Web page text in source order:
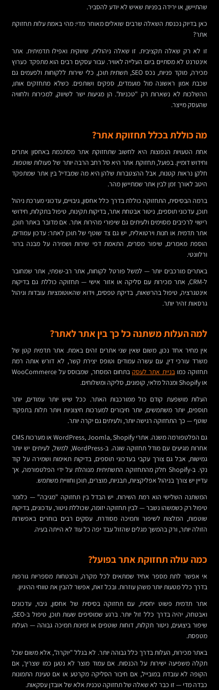
שהתיישן, או ירידה בפניות שאיש לא יודע להסביר.
כאן בדיוק נכנסת השאלה שרבים שואלים מאוחר מדי: מהי באמת עלות תחזוקת
אתר?
זו לא רק שאלה תקציבית. זו שאלה ניהולית, שיווקית ואפילו תדמיתית. אתר
אינטרנט לא מסתיים ביום העלייה לאוויר. עבור עסקים רבים הוא מתפקד כערוץ
מכירה, מוקד פניות, נכס SEO, תשתית תוכן, כלי שירות ללקוחות ולפעמים גם
שכבת אמון ראשונה מול מועמדים, ספקים ושותפים. כשלא מתחזקים אותו,
ההשלכות לא נשארות רק "טכניות". הן מגיעות ישר לשיווק, למכירות ולחוויה
שהעסק מייצר.
מה כוללת בכלל תחזוקת אתר?
אחת הטעויות הנפוצות היא לחשוב שתחזוקת אתר מסתכמת באחסון אתרים
וחידוש דומיין. בפועל, תחזוקת אתר היא סל רחב הרבה יותר של פעולות שוטפות.
חלקן נראות קטנות, אבל ההצטברות שלהן היא מה שמבדיל בין אתר שמתפקד
היטב לאורך זמן לבין אתר שמתיישן מהר.
ברמה הבסיסית, התחזוקה כוללת בדרך כלל אחסון, גיבויים, עדכוני מערכת ניהול
תוכן, עדכוני תוספים, ניטור אבטחת אתר, בדיקות תקינות, טיפול בתקלות, חידושי
רישוי לרכיבים מסוימים ולעיתים גם שיפורי מהירות אתר. אם מדובר באתר תוכן,
אתר תדמית או חנות וירטואלית, יש גם צד שוטף של תוכן לאתר: עדכון עמודים,
הוספת מאמרים, שיפור מסרים, התאמת דפי שירות ושמירה על מבנה ברור
ורלוונטי.
באתרים מורכבים יותר — למשל פורטל לקוחות, אתר רב-שפתי, אתר שמחובר
ל-CRM, אתר מכירות עם סליקה או אזור אישי — תחזוקה כוללת גם בדיקות
אינטגרציה, טיפול בהרשאות, בדיקת טפסים, וידוא שהאוטומציות עובדות וניהול
גרסאות זהיר יותר.
למה העלות משתנה כל כך בין אתר לאתר?
אין מחיר אחד נכון, משום שאין שני אתרים זהים באמת. אתר תדמית קטן של
משרד עורכי דין, עם עשרה עמודים וטופס יצירת קשר, לא דורש אותה רמת
תחזוקה כמובניית אתר לעסק
בתחום המסחר, שמבוסס על WooCommerce
או Shopify ומנהל מלאי, קופונים, סליקה ומשלוחים.
העלות מושפעת קודם כול ממורכבות האתר. ככל שיש יותר עמודים, יותר
תוספים, יותר משתמשים, יותר חיבורים למערכות חיצוניות ויותר תלות בתפקוד
שוטף — כך התחזוקה רגישה יותר, ולעיתים גם יקרה יותר.
גם הפלטפורמה משנה. אתרי WordPress, Joomla, Shopify או מערכות CMS
אחרות מגיעים עם מודל תחזוקה שונה. ב-WordPress, למשל, לעיתים יש יותר
גמישות, אבל גם צורך עקבי בעדכוני תוספים, בדיקות תאימות ושמירה על קוד
נקי. ב-Shopify חלק מהתחזוקה התשתיתית מנוהלת על ידי הפלטפורמה, אך
עדיין יש צורך בניהול אפליקציות, תבניות, מוצרים, תוכן וחוויית משתמש.
המשתנה השלישי הוא רמת השירות. יש הבדל בין תחזוקה "מגיבה" — כלומר
טיפול רק כשמשהו נשבר — לבין תחזוקה יזומה, שכוללת ניטור, עדכונים, בדיקות
שוטפות, המלצות לשיפור ותמיכה מסודרת. עסקים רבים בוחרים באפשרות
הזולה יותר, ורק בהמשך מגלים שהזול עבד יפה כל עוד לא הייתה בעיה.
כמה עולה תחזוקת אתר בפועל?
אי אפשר לתת מספר אחיד שמתאים לכל מקרה, והבטחות מספריות גורפות
בדרך כלל מטעות יותר משהן עוזרות. ובכל זאת, אפשר להבין את טווחי ההיגיון.
אתר תדמית פשוט יחסית, עם תחזוקה בסיסית של אחסון, גיבוי, עדכונים
ואבטחה, יהיה בדרך כלל זול יותר. ברגע שמוסיפים שעות תוכן, טיפול ב-SEO,
שיפור ביצועים, ניטור תקלות, דוחות שוטפים או זמינות תמיכה גבוהה — העלות
מטפסת.
באתר מכירות, העלות בדרך כלל גבוהה יותר. לא בגלל "יוקרה", אלא משום שכל
תקלה משפיעה ישירות על הכנסות. אם עמוד מוצר לא נטען כמו שצריך, אם
הקופה לא עובדת במובייל, אם חיבור הסליקה מקרטע או אם טעינת התמונות
כבדה מדי — זו כבר לא שאלה של תחזוקה טכנית אלא של אובדן עסקאות.